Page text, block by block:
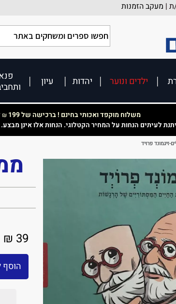
| מעקב הזמנות
ילדים ונוער יהדות עיון
משלוח מוקפד ואכותי בחינם ! ברכישה של 199 ₪
לעיתים הנחות על המחיר הקטלוגי. הנחות אלו אינן
זיגמונד פרויד
39 ₪
הוסף